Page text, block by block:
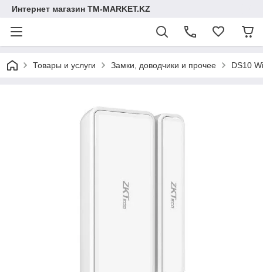
Интернет магазин TM-MARKET.KZ
Товары и услуги Замки, доводчики и прочее DS10